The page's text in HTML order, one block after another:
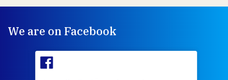
We are on Facebook